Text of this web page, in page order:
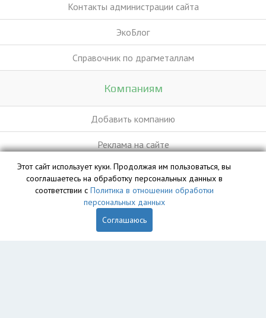
Контакты администрации сайта
ЭкоБлог
Справочник по драгметаллам
Компаниям
Добавить компанию
Реклама на сайте
База данных сайта vyvoz.org является интеллектуальной
собственностью ООО «Профит» и охраняется законом.
Этот сайт использует куки. Продолжая им пользоваться, вы
сооглашаетесь на обработку персональных данных в
соответствии с Политика в отношении обработки
персональных данных
Соглашаюсь